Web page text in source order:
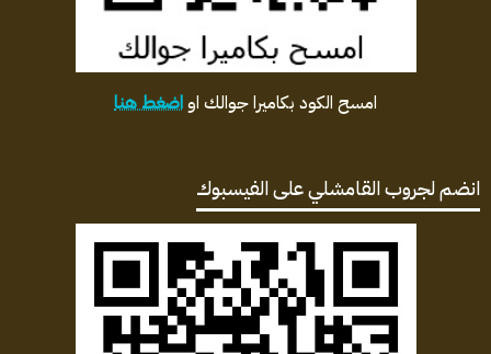
امسح الكود بكاميرا جوالك اواضغط هنا
انضم لجروب القامشلي على الفيسبوك